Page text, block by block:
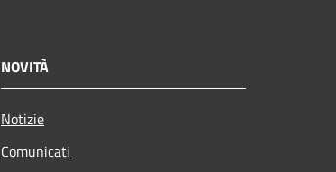
NOVITÀ
Notizie
Comunicati